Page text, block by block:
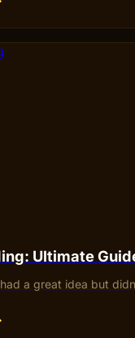
Ultimate
a great idea but